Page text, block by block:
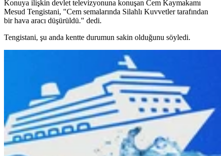
Konuya ilişkin devlet televizyonuna konuşan Cem Kaymakamı
Mesud Tengistani, "Cem semalarında Silahlı Kuvvetler tarafından
bir hava aracı düşürüldü." dedi.
Tengistani, şu anda kentte durumun sakin olduğunu söyledi.